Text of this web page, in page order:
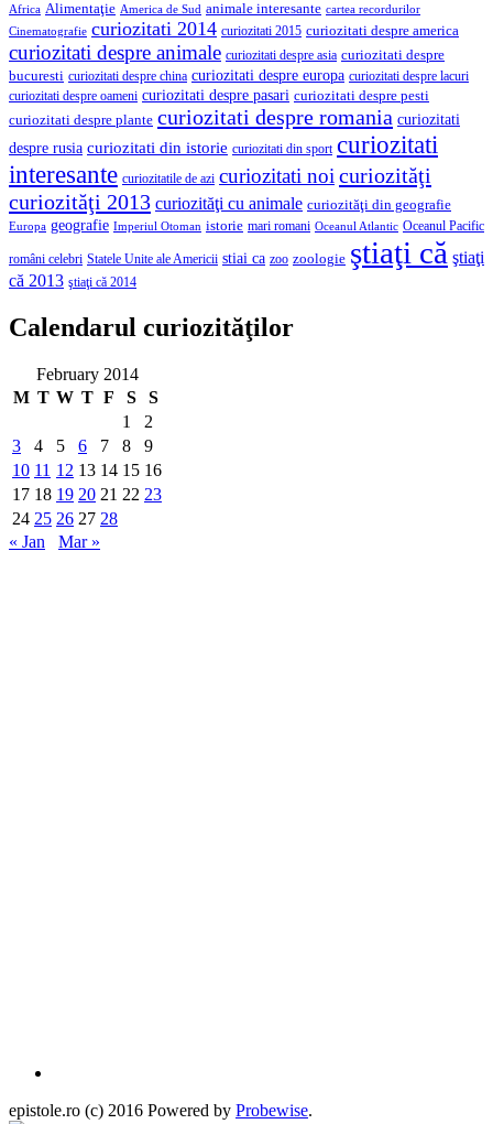
Africa Alimentaţie America de Sud animale interesante cartea recordurilor
Cinematografie curiozitati 2014 curiozitati 2015 curiozitati despre america
curiozitati despre animale curiozitati despre asia curiozitati despre
bucuresti curiozitati despre china curiozitati despre europa curiozitati despre lacuri
curiozitati despre oameni curiozitati despre pasari curiozitati despre pesti
curiozitati despre plante curiozitati despre romania curiozitati
despre rusia curiozitati din istorie curiozitati din sport curiozitati
interesante curiozitatile de azi curiozitati noicuriozităţi
curiozităţi 2013 curiozităţi cu animale curiozităţi din geografie
Europa geografie Imperiul Otoman istorie mari romani Oceanul Atlantic Oceanul Pacific
români celebri Statele Unite ale Americii stiai ca zoo zoologie ştiaţi că ştiaţi
că 2013 ştiaţi că 2014
Calendarul curiozităţilor
February 2014
M T W T F S
S
1
2
3
4 5 6 7 8
9
10 11 12 13 14 15 16
17 18 19 20 21 22 23
24 25 26 27 28
« Jan
Mar »
epistole.ro (c) 2016 Powered by Probewise.